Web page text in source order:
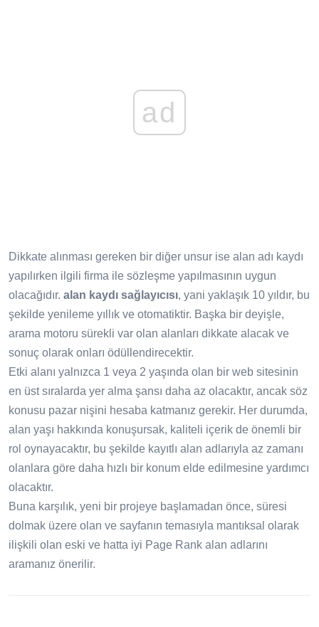
ad
Dikkate alınması gereken bir diğer unsur ise alan adı kaydı
yapılırken ilgili firma ile sözleşme yapılmasının uygun
olacağıdır. alan kaydı sağlayıcısı, yani yaklaşık 10 yıldır, bu
şekilde yenileme yıllık ve otomatiktir. Başka bir deyişle,
arama motoru sürekli var olan alanları dikkate alacak ve
sonuç olarak onları ödüllendirecektir.
Etki alanı yalnızca 1 veya 2 yaşında olan bir web sitesinin
en üst sıralarda yer alma şansı daha az olacaktır, ancak söz
konusu pazar nişini hesaba katmanız gerekir. Her durumda,
alan yaşı hakkında konuşursak, kaliteli içerik de önemli bir
rol oynayacaktır, bu şekilde kayıtlı alan adlarıyla az zamanı
olanlara göre daha hızlı bir konum elde edilmesine yardımcı
olacaktır.
Buna karşılık, yeni bir projeye başlamadan önce, süresi
dolmak üzere olan ve sayfanın temasıyla mantıksal olarak
ilişkili olan eski ve hatta iyi Page Rank alan adlarını
aramanız önerilir.